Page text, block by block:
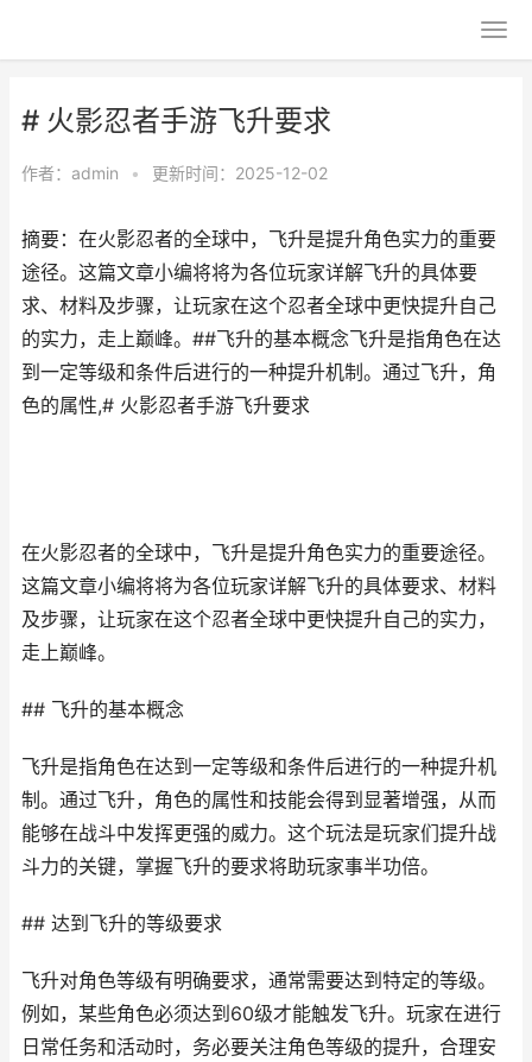
# 火影忍者手游飞升要求
作者： admin • 更新时间：2025-12-02
摘要：在火影忍者的全球中，飞升是提升角色实力的重要
途径。这篇文章小编将将为各位玩家详解飞升的具体要
求、材料及步骤，让玩家在这个忍者全球中更快提升自己
的实力，走上巅峰。##飞升的基本概念飞升是指角色在达
到一定等级和条件后进行的一种提升机制。通过飞升，角
色的属性,# 火影忍者手游飞升要求
在火影忍者的全球中，飞升是提升角色实力的重要途径。
这篇文章小编将将为各位玩家详解飞升的具体要求、材料
及步骤，让玩家在这个忍者全球中更快提升自己的实力，
走上巅峰。
## 飞升的基本概念
飞升是指角色在达到一定等级和条件后进行的一种提升机
制。通过飞升，角色的属性和技能会得到显著增强，从而
能够在战斗中发挥更强的威力。这个玩法是玩家们提升战
斗力的关键，掌握飞升的要求将助玩家事半功倍。
## 达到飞升的等级要求
飞升对角色等级有明确要求，通常需要达到特定的等级。
例如，某些角色必须达到60级才能触发飞升。玩家在进行
日常任务和活动时，务必要关注角色等级的提升，合理安